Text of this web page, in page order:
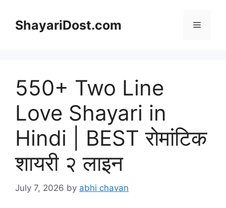
contentShayariDost.com Menu
550+ Two Line
Love Shayari in
Hindi | BEST रोमांटिक
शायरी २ लाइन
July 7, 2026 by abhi chavan